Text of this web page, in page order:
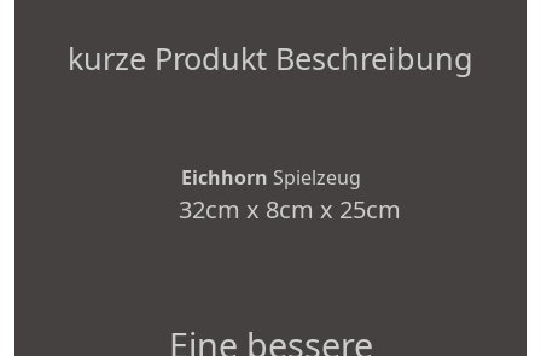
kurze Produkt Beschreibung
Eichhorn Spielzeug
32cm x 8cm x 25cm
Eine bessere